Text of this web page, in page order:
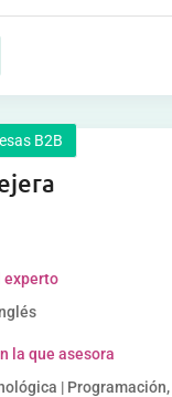
B2B
experto
la que asesora
|